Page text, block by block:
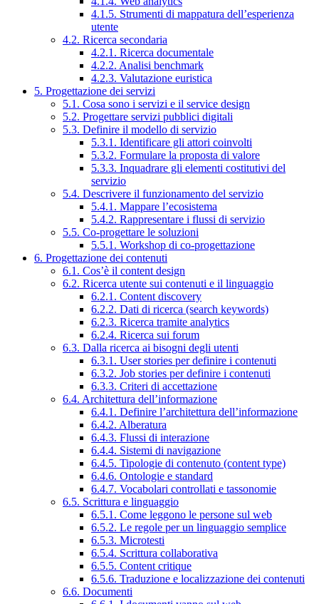
4.1.5. Strumenti di mappatura dell’esperienza
utente
4.2. Ricerca secondaria
4.2.1. Ricerca documentale
4.2.2. Analisi benchmark
4.2.3. Valutazione euristica
5. Progettazione dei servizi
5.1. Cosa sono i servizi e il service design
5.2. Progettare servizi pubblici digitali
5.3. Definire il modello di servizio
5.3.1. Identificare gli attori coinvolti
5.3.2. Formulare la proposta di valore
5.3.3. Inquadrare gli elementi costitutivi del
servizio
5.4. Descrivere il funzionamento del servizio
5.4.1. Mappare l’ecosistema
5.4.2. Rappresentare i flussi di servizio
5.5. Co-progettare le soluzioni
5.5.1. Workshop di co-progettazione
6. Progettazione dei contenuti
6.1. Cos’è il content design
6.2. Ricerca utente sui contenuti e il linguaggio
6.2.1. Content discovery
6.2.2. Dati di ricerca (search keywords)
6.2.3. Ricerca tramite analytics
6.2.4. Ricerca sui forum
6.3. Dalla ricerca ai bisogni degli utenti
6.3.1. User stories per definire i contenuti
6.3.2. Job stories per definire i contenuti
6.3.3. Criteri di accettazione
6.4. Architettura dell’informazione
6.4.1. Definire l’architettura dell’informazione
6.4.2. Alberatura
6.4.3. Flussi di interazione
6.4.4. Sistemi di navigazione
6.4.5. Tipologie di contenuto (content type)
6.4.6. Ontologie e standard
6.4.7. Vocabolari controllati e tassonomie
6.5. Scrittura e linguaggio
6.5.1. Come leggono le persone sul web
6.5.2. Le regole per un linguaggio semplice
6.5.3. Microtesti
6.5.4. Scrittura collaborativa
6.5.5. Content critique
6.5.6. Traduzione e localizzazione dei contenuti
6.6. Documenti